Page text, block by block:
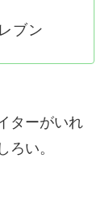
ブン
ターがいれ
い。